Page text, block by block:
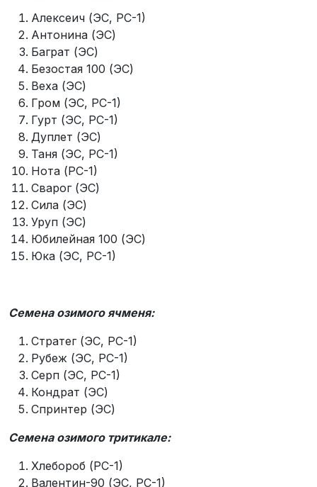
Алексеич (ЭС, РС-1)
Антонина (ЭС)
Баграт (ЭС)
Безостая 100 (ЭС)
Веха (ЭС)
Гром (ЭС, РС-1)
Гурт (ЭС, РС-1)
Дуплет (ЭС)
Таня (ЭС, РС-1)
Нота (РС-1)
Сварог (ЭС)
Сила (ЭС)
Уруп (ЭС)
Юбилейная 100 (ЭС)
Юка (ЭС, РС-1)
Семена озимого ячменя:
Стратег (ЭС, РС-1)
Рубеж (ЭС, РС-1)
Серп (ЭС, РС-1)
Кондрат (ЭС)
Спринтер (ЭС)
Семена озимого тритикале:
Хлебороб (РС-1)
Валентин-90 (ЭС, РС-1)